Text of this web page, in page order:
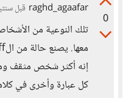
0
raghd_agaafar قبل
تلك النوعية من
إنه أكثر شخص مثقف
كل عبارة وأخرى في